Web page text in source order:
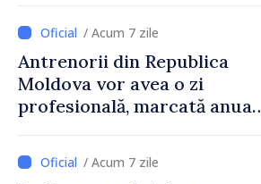
educațional național
/ Acum 7 zile
Antrenorii din Republica
Moldova vor avea o zi
profesională, marcată anual
/ Acum 7 zile